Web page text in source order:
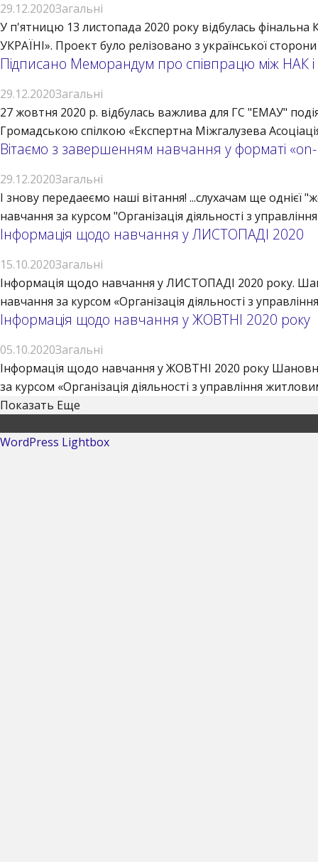
29.12.2020Загальні
У п'ятницю 13 листопада 2020 року відбулась
УКРАЇНІ». Проект було релізовано з української
Підписано Меморандум про співпрацю між НАК
29.12.2020Загальні
27 жовтня 2020 р. відбулась важлива для ГС "ЕМАУ"
Громадською спілкою «Експертна Міжгалузева
Вітаємо з завершенням навчання у форматі
29.12.2020Загальні
І знову передаеємо наші вітання! ...слухачам ще
навчання за курсом "Організація діяльності з
Інформація щодо навчання у ЛИСТОПАДІ 2020
15.10.2020Загальні
Інформація щодо навчання у ЛИСТОПАДІ 2020 року.
навчання за курсом «Організація діяльності з
Інформація щодо навчання у ЖОВТНІ 2020 року
05.10.2020Загальні
Інформація щодо навчання у ЖОВТНІ 2020 року
за курсом «Організація діяльності з управління
Показать Еще
WordPress Lightbox